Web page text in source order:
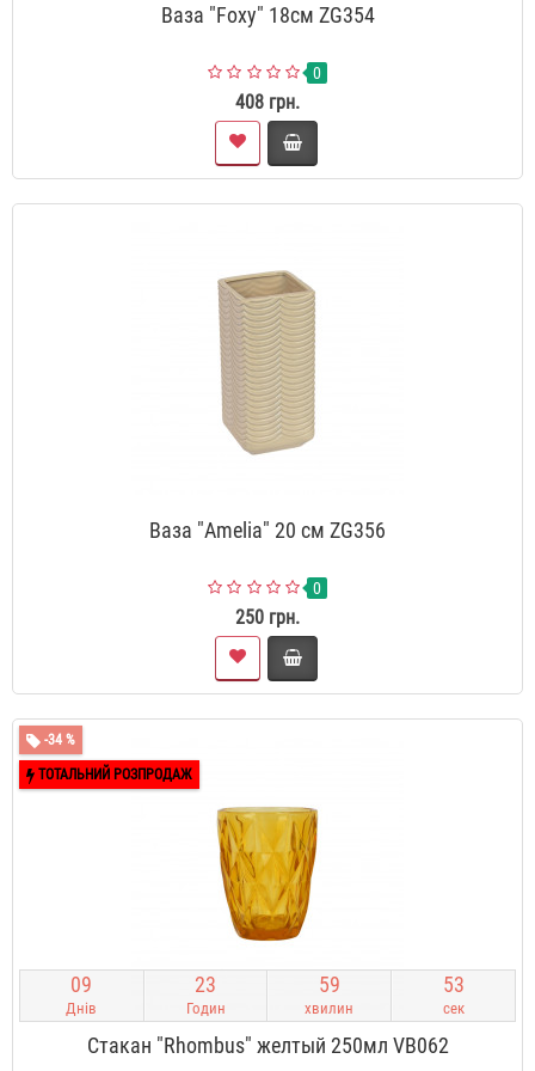
Ваза "Foxy" 18см ZG354
0
408 грн.
Ваза "Amelia" 20 см ZG356
0
250 грн.
-34 %
ТОТАЛЬНИЙ РОЗПРОДАЖ
09
Днів
23
Годин
59
хвилин
52
сек
Стакан "Rhombus" желтый 250мл VB062